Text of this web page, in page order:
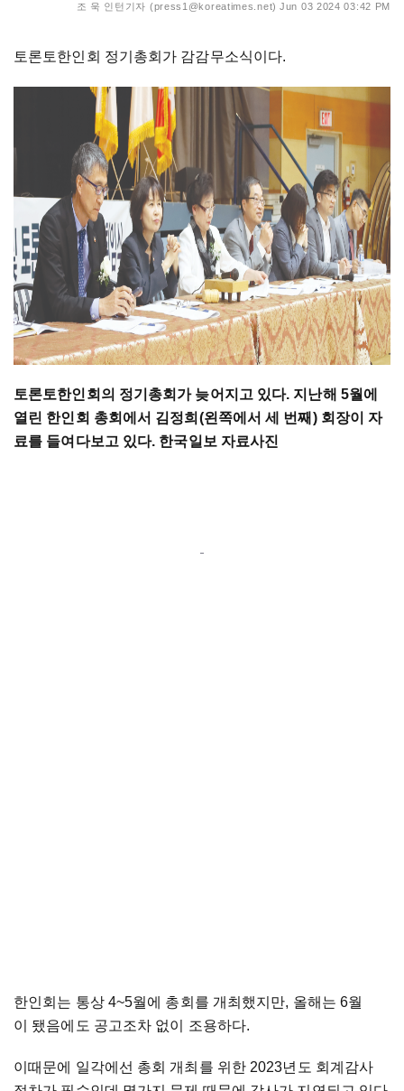
조 욱 인턴기자 (press1@koreatimes.net) Jun 03 2024 03:42 PM
토론토한인회 정기총회가 감감무소식이다.
토론토한인회의 정기총회가 늦어지고 있다. 지난해 5월에
열린 한인회 총회에서 김정희(왼쪽에서 세 번째) 회장이 자
료를 들여다보고 있다. 한국일보 자료사진
한인회는 통상 4~5월에 총회를 개최했지만, 올해는 6월
이 됐음에도 공고조차 없이 조용하다.
이때문에 일각에선 총회 개최를 위한 2023년도 회계감사